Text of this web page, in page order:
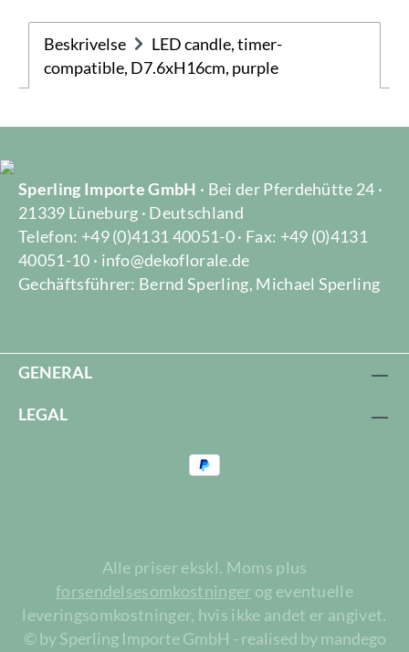
Beskrivelse
LED candle, timer-
compatible, D7.6xH16cm, purple
Sperling Importe GmbH · Bei der Pferdehütte 24 ·
21339 Lüneburg · Deutschland
Telefon: +49 (0)4131 40051-0 · Fax: +49 (0)4131
40051-10 · info@dekoflorale.de
Gechäftsführer: Bernd Sperling, Michael Sperling
GENERAL
LEGAL
Alle priser ekskl. Moms plus
forsendelsesomkostninger og eventuelle
leveringsomkostninger, hvis ikke andet er angivet.
© by Sperling Importe GmbH - realised by mandego